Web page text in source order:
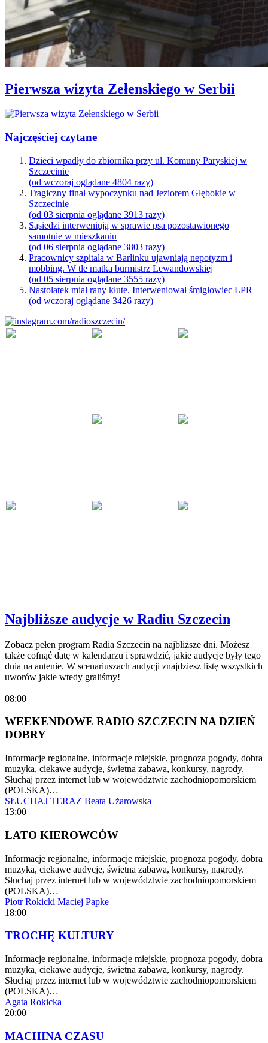
Pierwsza wizyta Zełenskiego w Serbii
Najczęściej czytane
Dzieci wpadły do zbiornika przy ul. Komuny Paryskiej w
Szczecinie
(od wczoraj oglądane 4804 razy)
Tragiczny finał wypoczynku nad Jeziorem Głębokie w
Szczecinie
(od 03 sierpnia oglądane 3913 razy)
Sąsiedzi interweniują w sprawie psa pozostawionego
samotnie w mieszkaniu
(od 06 sierpnia oglądane 3803 razy)
Pracownicy szpitala w Barlinku ujawniają nepotyzm i
mobbing. W tle matka burmistrz Lewandowskiej
(od 05 sierpnia oglądane 3555 razy)
Nastolatek miał rany kłute. Interweniował śmigłowiec LPR
(od wczoraj oglądane 3426 razy)
Najbliższe audycje w Radiu Szczecin
Zobacz pełen program Radia Szczecin na najbliższe dni. Możesz
także cofnąć datę w kalendarzu i sprawdzić, jakie audycje były tego
dnia na antenie. W scenariuszach audycji znajdziesz listę wszystkich
uworów jakie wtedy graliśmy!
08:00
WEEKENDOWE RADIO SZCZECIN NA DZIEŃ
DOBRY
Informacje regionalne, informacje miejskie, prognoza pogody, dobra
muzyka, ciekawe audycje, świetna zabawa, konkursy, nagrody.
Słuchaj przez internet lub w województwie zachodniopomorskiem
(POLSKA)…
SŁUCHAJ TERAZ Beata Użarowska
13:00
LATO KIEROWCÓW
Informacje regionalne, informacje miejskie, prognoza pogody, dobra
muzyka, ciekawe audycje, świetna zabawa, konkursy, nagrody.
Słuchaj przez internet lub w województwie zachodniopomorskiem
(POLSKA)…
Piotr Rokicki Maciej Papke
18:00
TROCHĘ KULTURY
Informacje regionalne, informacje miejskie, prognoza pogody, dobra
muzyka, ciekawe audycje, świetna zabawa, konkursy, nagrody.
Słuchaj przez internet lub w województwie zachodniopomorskiem
(POLSKA)…
Agata Rokicka
20:00
MACHINA CZASU